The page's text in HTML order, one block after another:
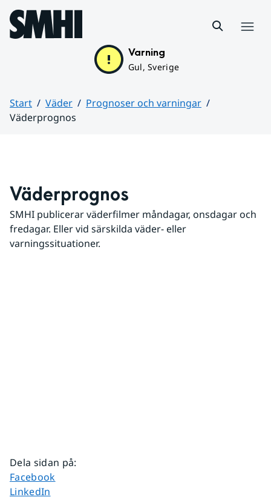
Hoppa till sidans innehåll
Varning
Gul, Sverige
Start Väder
Prognoser och varningar
Väderprognos
Väderprognos
SMHI publicerar väderfilmer måndagar, onsdagar och
fredagar. Eller vid särskilda väder- eller
varningssituationer.
Dela sidan på:
Dela sidan på
Facebook
Dela sidan på
LinkedIn